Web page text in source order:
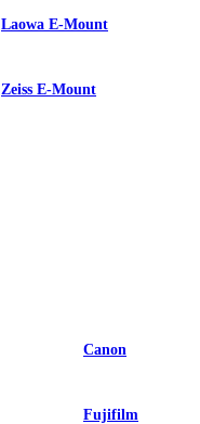
Laowa E-Mount
Zeiss E-Mount
Canon
Fujifilm